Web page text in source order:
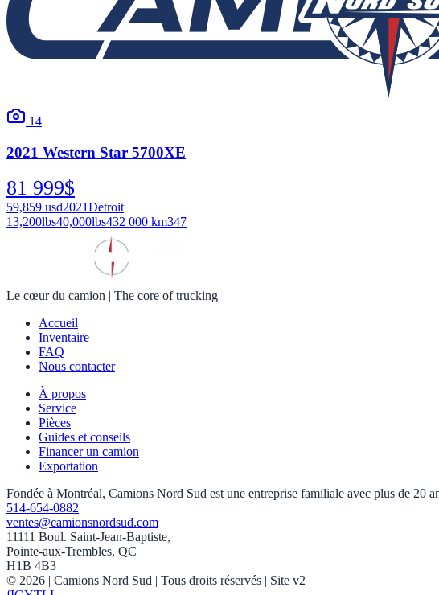
14
2021 Western Star 5700XE
81 999$
59,859 usd2021Detroit
13,200lbs40,000lbs432 000 km347
Le cœur du camion | The core of trucking
Accueil
Inventaire
FAQ
Nous contacter
À propos
Service
Pièces
Guides et conseils
Financer un camion
Exportation
Fondée à Montréal, Camions Nord Sud est une entreprise familiale avec plus de
514-654-0882
ventes@camionsnordsud.com
11111 Boul. Saint-Jean-Baptiste,
Pointe-aux-Trembles, QC
H1B 4B3
© 2026 | Camions Nord Sud | Tous droits réservés | Site v2